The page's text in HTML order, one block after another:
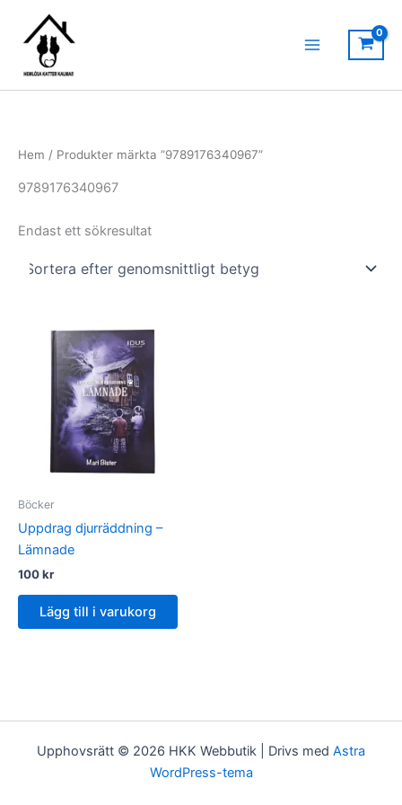
innehåll
Hem / Produkter märkta ”9789176340967”
9789176340967
Endast ett sökresultat
Böcker
Uppdrag djurräddning –
Lämnade
100kr
Lägg till i varukorg
Upphovsrätt © 2026 HKK Webbutik | Drivs med Astra
WordPress-tema